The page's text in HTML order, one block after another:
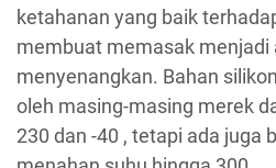
ketahanan yang baik
membuat memasak menjadi
menyenangkan. Bahan
oleh masing-masing merek
230 dan -40 , tetapi ada juga